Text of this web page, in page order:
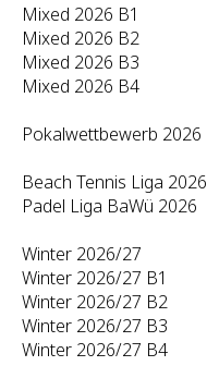
Mixed 2026 B1
Mixed 2026 B2
Mixed 2026 B3
Mixed 2026 B4
Pokalwettbewerb 2026
Beach Tennis Liga 2026
Padel Liga BaWü 2026
Winter 2026/27
Winter 2026/27 B1
Winter 2026/27 B2
Winter 2026/27 B3
Winter 2026/27 B4